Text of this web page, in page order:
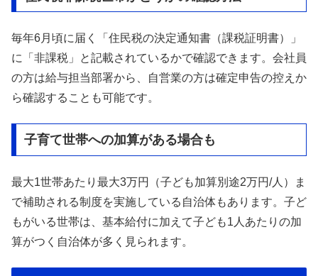
毎年6月頃に届く「住民税の決定通知書（課税証明書）」
に「非課税」と記載されているかで確認できます。会社員
の方は給与担当部署から、自営業の方は確定申告の控えか
ら確認することも可能です。
子育て世帯への加算がある場合も
最大1世帯あたり最大3万円（子ども加算別途2万円/人）ま
で補助される制度を実施している自治体もあります。子ど
もがいる世帯は、基本給付に加えて子ども1人あたりの加
算がつく自治体が多く見られます。